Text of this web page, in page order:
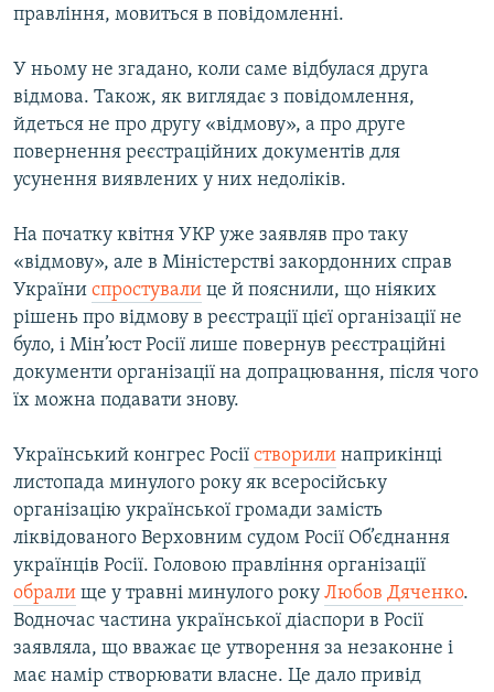
правління, мовиться в повідомленні.
У ньому не згадано, коли саме відбулася друга
відмова. Також, як виглядає з повідомлення,
йдеться не про другу «відмову», а про друге
повернення реєстраційних документів для
усунення виявлених у них недоліків.
На початку квітня УКР уже заявляв про таку
«відмову», але в Міністерстві закордонних справ
України спростували це й пояснили, що ніяких
рішень про відмову в реєстрації цієї організації не
було, і Мін’юст Росії лише повернув реєстраційні
документи організації на допрацювання, після чого
їх можна подавати знову.
Український конгрес Росії створили наприкінці
листопада минулого року як всеросійську
організацію української громади замість
ліквідованого Верховним судом Росії Об’єднання
українців Росії. Головою правління організації
обрали ще у травні минулого року Любов Дяченко.
Водночас частина української діаспори в Росії
заявляла, що вважає це утворення за незаконне і
має намір створювати власне. Це дало привід